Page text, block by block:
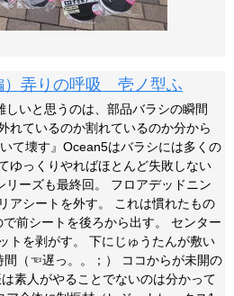
弄りの呼吸 壱ノ型ふ
いと思うのは、部品バラシの瞬間
れているのか割れているのか分から
て壊す』Ocean5はバラシには多くの
っくりやればほとんど失敗しない
リーズも最終回。 フロアデッドニン
シートを外す。 これは慣れたもの
前シートを後ろから出す。 センター
トを剥がす。 下にじゅうたんが敷い
間（☜遅っ。。；） ココからが未開の
素人がやることでないのは分かって